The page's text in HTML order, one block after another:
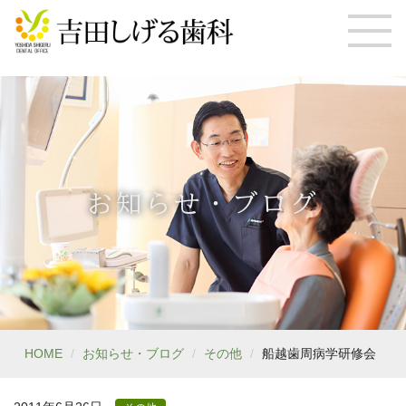
お知らせ・ブログ
HOME お知らせ・ブログ その他 船越歯周病学研修会